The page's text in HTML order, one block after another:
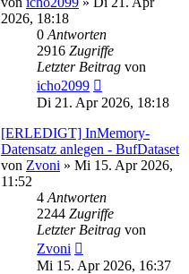
2026, 18:18
0 Antworten
2916 Zugriffe
Letzter Beitrag von
icho2099
Di 21. Apr 2026, 18:18
[ERLEDIGT] InMemory-
Datensatz anlegen - BufDataset
von Zvoni » Mi 15. Apr 2026,
11:52
4 Antworten
2244 Zugriffe
Letzter Beitrag von
Zvoni
Mi 15. Apr 2026, 16:37